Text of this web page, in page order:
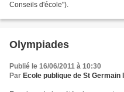
Conseils d'école").
Olympiades
Publié le 16/06/2011 à 10:30
Par Ecole publique de St Germain